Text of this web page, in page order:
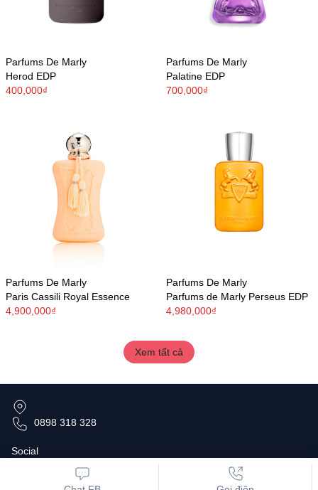
Parfums De Marly
Herod EDP
400,000₫
Parfums De Marly
Palatine EDP
700,000₫
Parfums De Marly
Paris Cassili Royal Essence
4,900,000₫
Parfums De Marly
Parfums de Marly Perseus EDP
4,980,000₫
Xem tất cả
0898 318 328
Social